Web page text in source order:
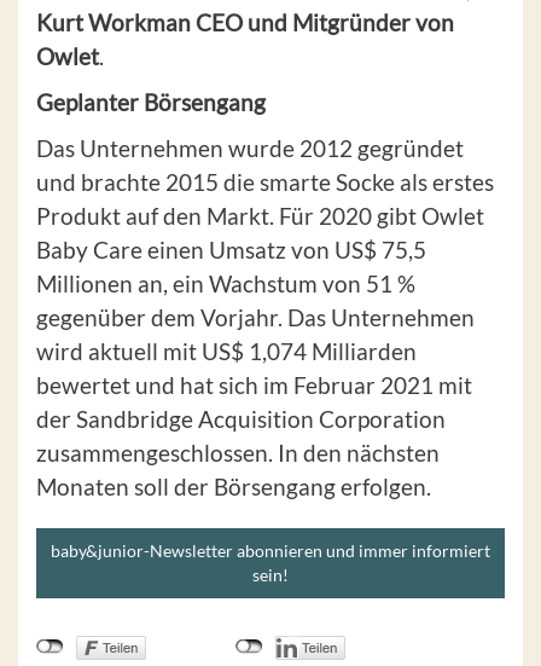
Kurt Workman CEO und Mitgründer von
Owlet.
Geplanter Börsengang
Das Unternehmen wurde 2012 gegründet
und brachte 2015 die smarte Socke als erstes
Produkt auf den Markt. Für 2020 gibt Owlet
Baby Care einen Umsatz von US$ 75,5
Millionen an, ein Wachstum von 51 %
gegenüber dem Vorjahr. Das Unternehmen
wird aktuell mit US$ 1,074 Milliarden
bewertet und hat sich im Februar 2021 mit
der Sandbridge Acquisition Corporation
zusammengeschlossen. In den nächsten
Monaten soll der Börsengang erfolgen.
baby&junior-Newsletter abonnieren und immer informiert
sein!